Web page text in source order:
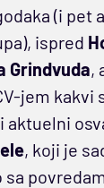
(i pet
ispred
Grindvuda,
jem kakvi
aktuelni
, koji je